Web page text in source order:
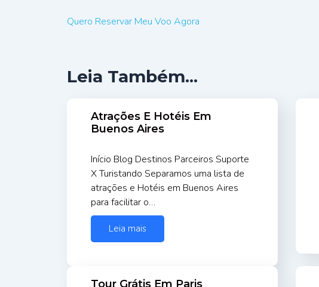
Quero Reservar Meu Voo Agora
Leia Também...
Atrações E Hotéis Em
Buenos Aires
Início Blog Destinos Parceiros Suporte
X Turistando Separamos uma lista de
atrações e Hotéis em Buenos Aires
para facilitar o…
Leia mais
Tour Grátis Em Paris